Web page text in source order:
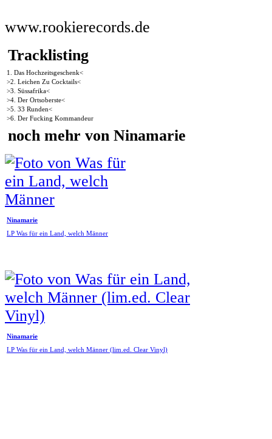
www.rookierecords.de
Tracklisting
1. Das Hochzeitsgeschenk<
>2. Leichen Zu Cocktails<
>3. Süssafrika<
>4. Der Ortsoberste<
>5. 33 Runden<
>6. Der Fucking Kommandeur
noch mehr von Ninamarie
Ninamarie
LP Was für ein Land, welch Männer
Ninamarie
LP Was für ein Land, welch Männer (lim.ed. Clear Vinyl)